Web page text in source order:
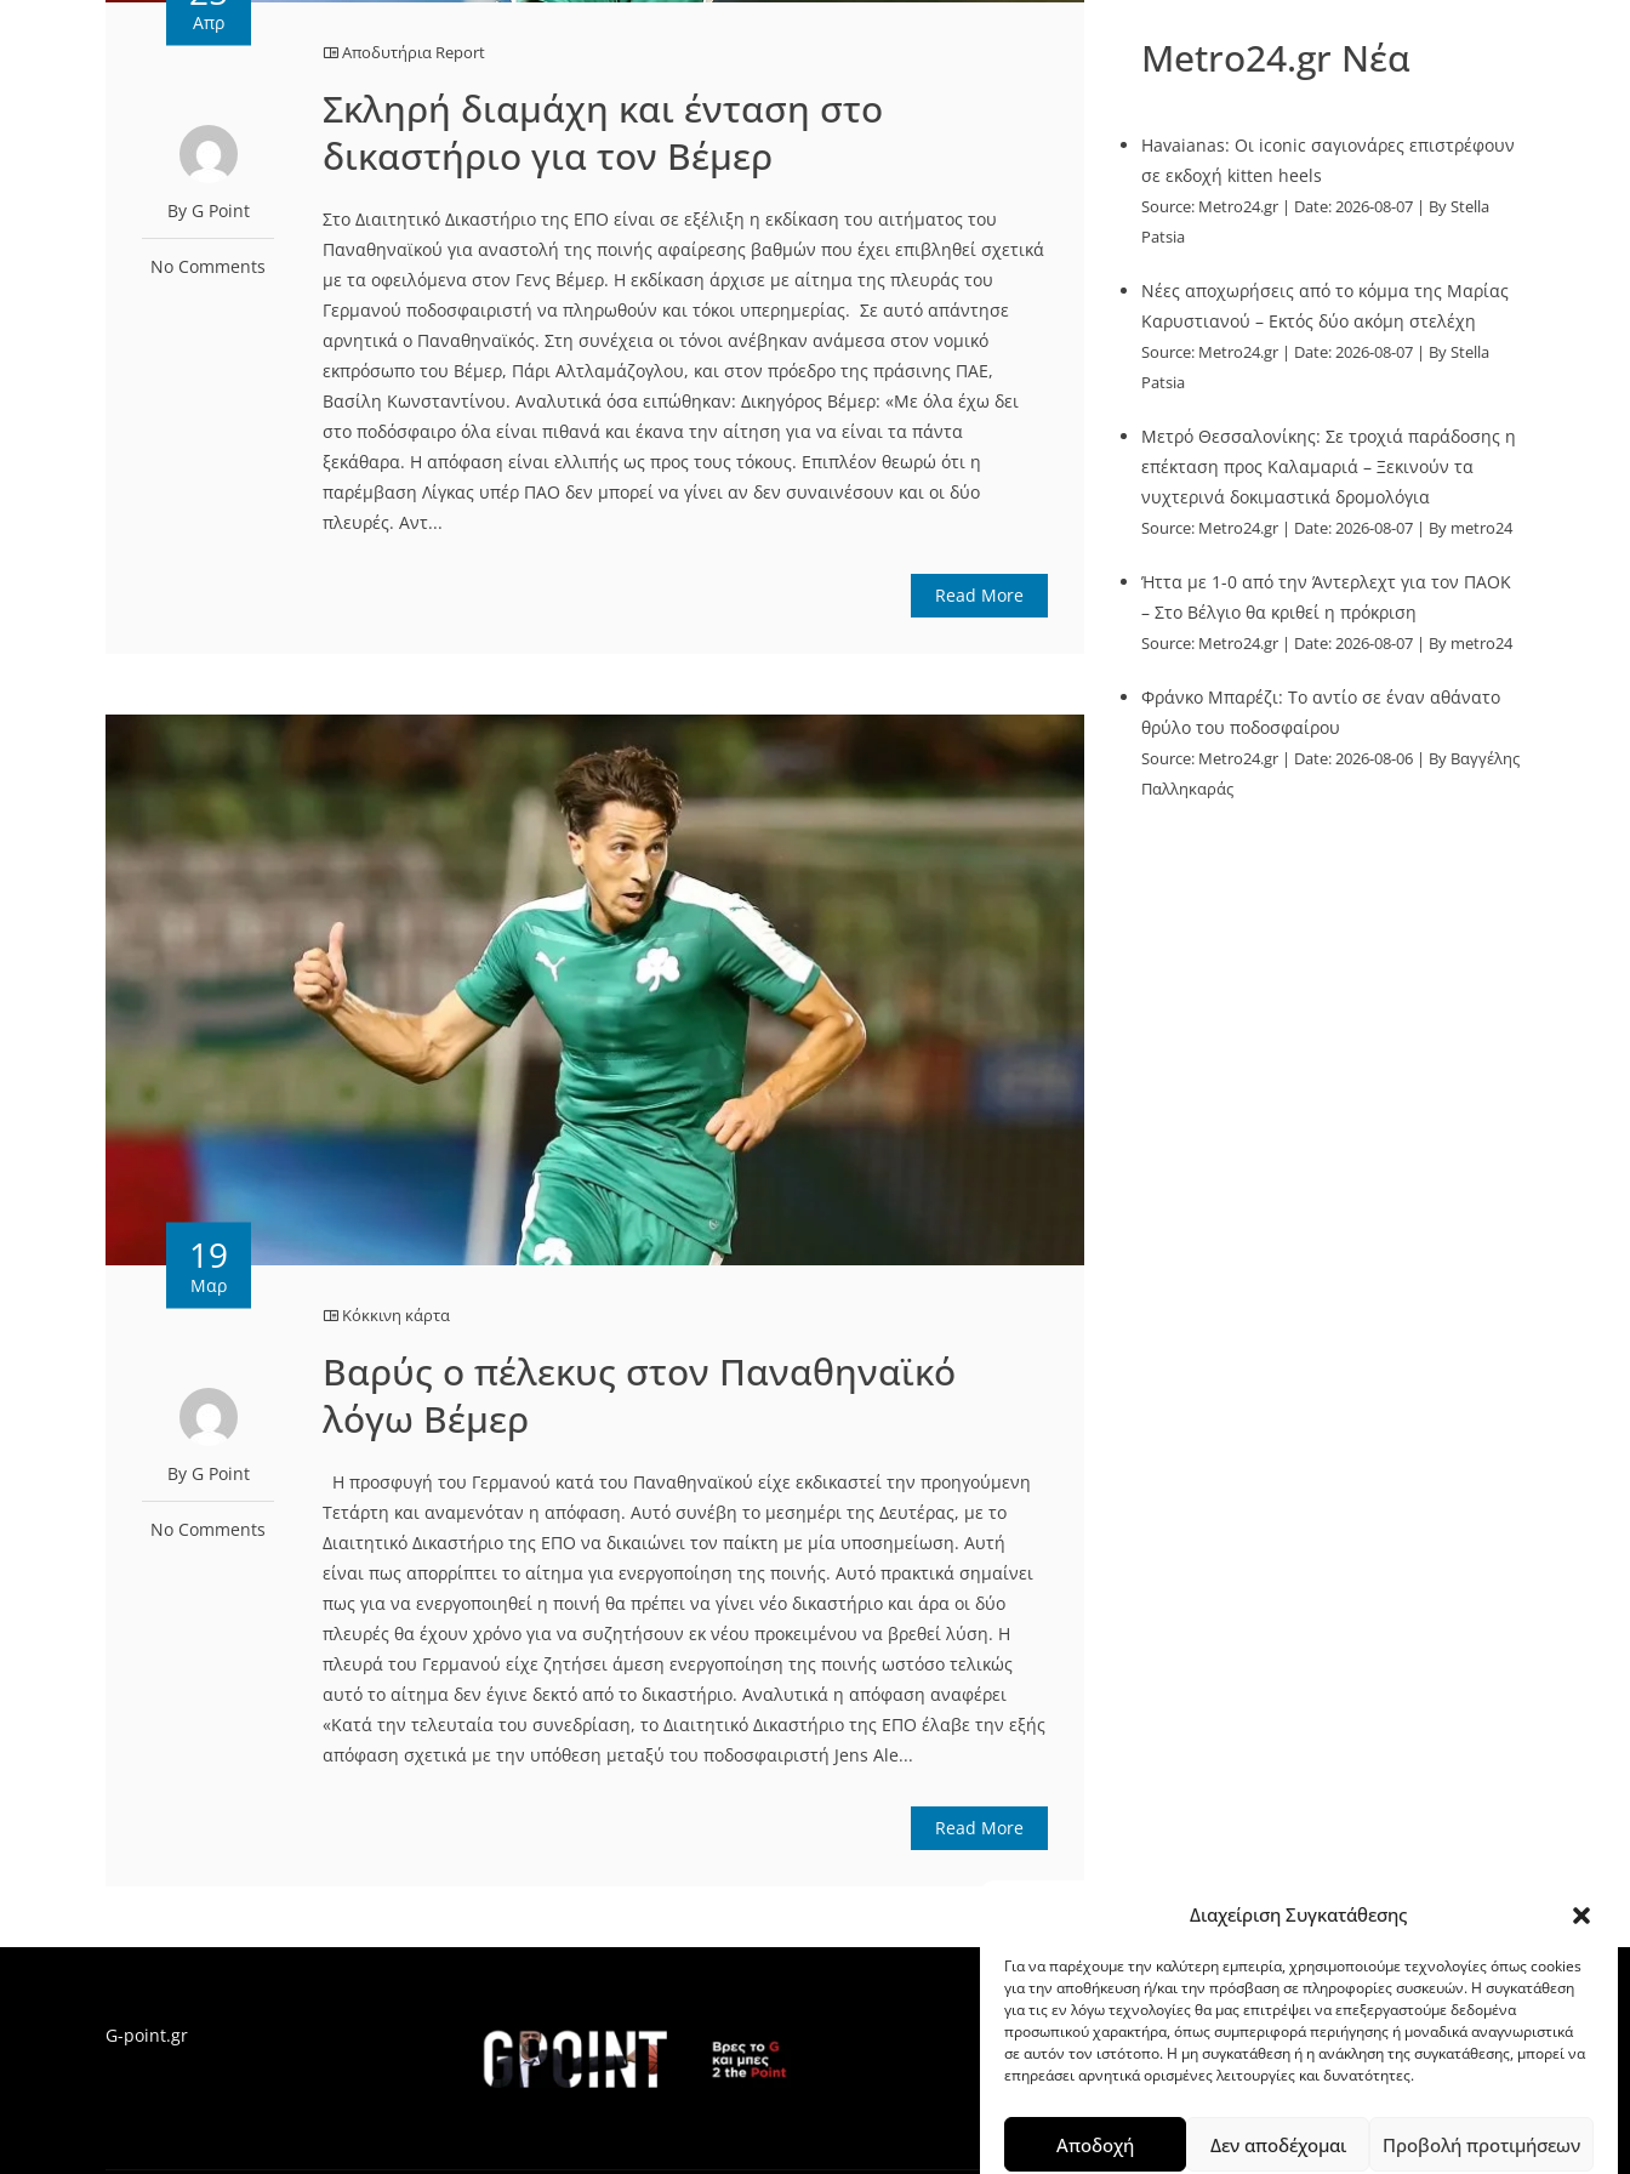
Διαχείριση Συγκατάθεσης
Για να παρέχουμε την καλύτερη εμπειρία, χρησιμοποιούμε τεχνολογίες όπως cookies
για την αποθήκευση ή/και την πρόσβαση σε πληροφορίες συσκευών. Η συγκατάθεση
για τις εν λόγω τεχνολογίες θα μας επιτρέψει να επεξεργαστούμε δεδομένα
προσωπικού χαρακτήρα, όπως συμπεριφορά περιήγησης ή μοναδικά αναγνωριστικά
σε αυτόν τον ιστότοπο. Η μη συγκατάθεση ή η ανάκληση της συγκατάθεσης, μπορεί να
επηρεάσει αρνητικά ορισμένες λειτουργίες και δυνατότητες.
Αποδοχή Δεν αποδέχομαι Προβολή προτιμήσεων
Απρ
By G Point
No Comments
Αποδυτήρια Report
Σκληρή διαμάχη και ένταση στο
δικαστήριο για τον Βέμερ
Στο Διαιτητικό Δικαστήριο της ΕΠΟ είναι σε εξέλιξη η εκδίκαση του αιτήματος του
Παναθηναϊκού για αναστολή της ποινής αφαίρεσης βαθμών που έχει επιβληθεί σχετικά
με τα οφειλόμενα στον Γενς Βέμερ. Η εκδίκαση άρχισε με αίτημα της πλευράς του
Γερμανού ποδοσφαιριστή να πληρωθούν και τόκοι υπερημερίας. Σε αυτό απάντησε
αρνητικά ο Παναθηναϊκός. Στη συνέχεια οι τόνοι ανέβηκαν ανάμεσα στον νομικό
εκπρόσωπο του Βέμερ, Πάρι Αλτλαμάζογλου, και στον πρόεδρο της πράσινης ΠΑΕ,
Βασίλη Κωνσταντίνου. Αναλυτικά όσα ειπώθηκαν: Δικηγόρος Βέμερ: «Με όλα έχω δει
στο ποδόσφαιρο όλα είναι πιθανά και έκανα την αίτηση για να είναι τα πάντα
ξεκάθαρα. Η απόφαση είναι ελλιπής ως προς τους τόκους. Επιπλέον θεωρώ ότι η
παρέμβαση Λίγκας υπέρ ΠΑΟ δεν μπορεί να γίνει αν δεν συναινέσουν και οι δύο
πλευρές. Αντ...
Read More
19
Μαρ
By G Point
No Comments
Κόκκινη κάρτα
Βαρύς ο πέλεκυς στον Παναθηναϊκό
λόγω Βέμερ
Η προσφυγή του Γερμανού κατά του Παναθηναϊκού είχε εκδικαστεί την προηγούμενη
Τετάρτη και αναμενόταν η απόφαση. Αυτό συνέβη το μεσημέρι της Δευτέρας, με το
Διαιτητικό Δικαστήριο της ΕΠΟ να δικαιώνει τον παίκτη με μία υποσημείωση. Αυτή
είναι πως απορρίπτει το αίτημα για ενεργοποίηση της ποινής. Αυτό πρακτικά σημαίνει
πως για να ενεργοποιηθεί η ποινή θα πρέπει να γίνει νέο δικαστήριο και άρα οι δύο
πλευρές θα έχουν χρόνο για να συζητήσουν εκ νέου προκειμένου να βρεθεί λύση. Η
πλευρά του Γερμανού είχε ζητήσει άμεση ενεργοποίηση της ποινής ωστόσο τελικώς
αυτό το αίτημα δεν έγινε δεκτό από το δικαστήριο. Αναλυτικά η απόφαση αναφέρει
«Κατά την τελευταία του συνεδρίαση, το Διαιτητικό Δικαστήριο της ΕΠΟ έλαβε την εξής
απόφαση σχετικά με την υπόθεση μεταξύ του ποδοσφαιριστή Jens Ale...
Read More
Metro24.gr Νέα
Havaianas: Οι iconic σαγιονάρες επιστρέφουν
σε εκδοχή kitten heels
Source: Metro24.gr Date: 2026-08-07
By Stella
Patsia
Νέες αποχωρήσεις από το κόμμα της Μαρίας
Καρυστιανού – Εκτός δύο ακόμη στελέχη
Source: Metro24.gr Date: 2026-08-07
By Stella
Patsia
Μετρό Θεσσαλονίκης: Σε τροχιά παράδοσης η
επέκταση προς Καλαμαριά – Ξεκινούν τα
νυχτερινά δοκιμαστικά δρομολόγια
Source: Metro24.gr Date: 2026-08-07 By metro24
Ήττα με 1-0 από την Άντερλεχτ για τον ΠΑΟΚ
– Στο Βέλγιο θα κριθεί η πρόκριση
Source: Metro24.gr Date: 2026-08-07 By metro24
Φράνκο Μπαρέζι: Το αντίο σε έναν αθάνατο
θρύλο του ποδοσφαίρου
Source: Metro24.gr Date: 2026-08-06
By Βαγγέλης
Παλληκαράς
G-point.gr